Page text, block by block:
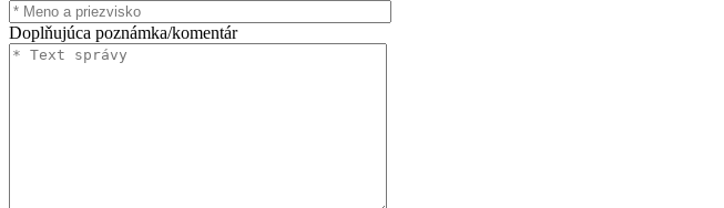
Doplňujúca poznámka/komentár